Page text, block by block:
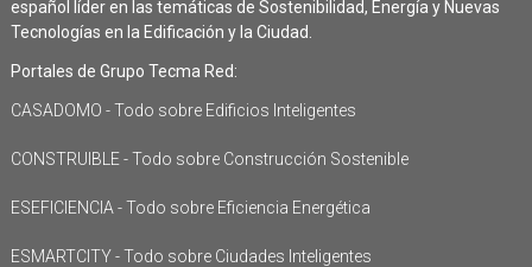
español líder en las temáticas de Sostenibilidad, Energía y Nuevas
Tecnologías en la Edificación y la Ciudad.
Portales de Grupo Tecma Red:
CASADOMO - Todo sobre Edificios Inteligentes
CONSTRUIBLE - Todo sobre Construcción Sostenible
ESEFICIENCIA - Todo sobre Eficiencia Energética
ESMARTCITY - Todo sobre Ciudades Inteligentes